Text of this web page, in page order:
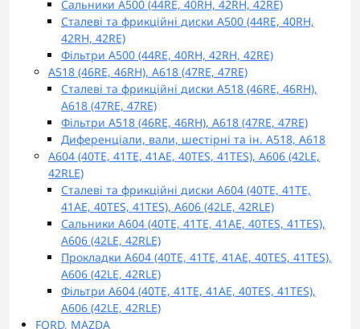
Сальники A500 (44RE, 40RH, 42RH, 42RE)
Сталеві та фрикційні диски A500 (44RE, 40RH,
42RH, 42RE)
Фільтри A500 (44RE, 40RH, 42RH, 42RE)
A518 (46RE, 46RH), A618 (47RE, 47RE)
Сталеві та фрикційні диски A518 (46RE, 46RH),
A618 (47RE, 47RE)
Фільтри A518 (46RE, 46RH), A618 (47RE, 47RE)
Диференціали, вали, шестірні та ін. A518, A618
A604 (40TE, 41TE, 41AE, 40TES, 41TES), A606 (42LE,
42RLE)
Сталеві та фрикційні диски A604 (40TE, 41TE,
41AE, 40TES, 41TES), A606 (42LE, 42RLE)
Сальники A604 (40TE, 41TE, 41AE, 40TES, 41TES),
A606 (42LE, 42RLE)
Прокладки A604 (40TE, 41TE, 41AE, 40TES, 41TES),
A606 (42LE, 42RLE)
Фільтри A604 (40TE, 41TE, 41AE, 40TES, 41TES),
A606 (42LE, 42RLE)
FORD, MAZDA